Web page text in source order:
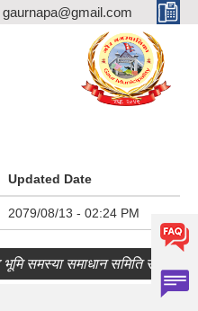
Updated Date
2079/08/13 - 02:24 PM
समस्या समाधान समिति रौतहट